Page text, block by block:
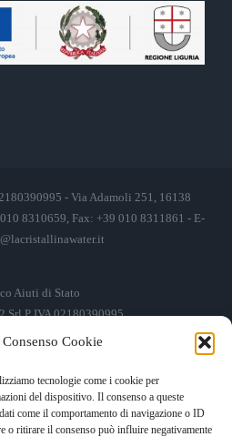
Cookie
tecnologie come i cookie per
del dispositivo. Il consenso a queste
come il comportamento di navigazione o ID
o ritirare il consenso può influire negativamente
- Via Adamoli 251, 16138
8310659, Fax: +39 010 8311861 - E-
Aiuti di Stato
Srl P IVA 02180390995
Somma Incassata
49.338,00 €
49.338,00 €
935,34 €